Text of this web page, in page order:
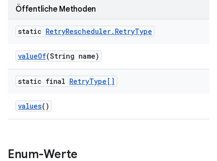
Öffentliche Methoden
static RetryRescheduler. RetryType
valueOf(String name)
static final RetryType[]
values()
Enum-Werte